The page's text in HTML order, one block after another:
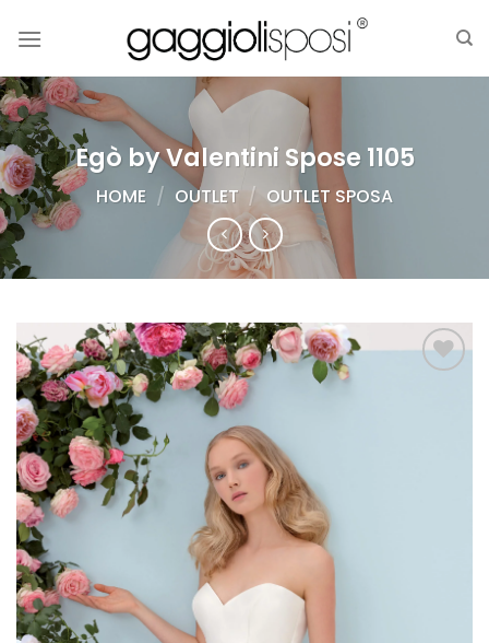
Egò by Valentini Spose 1105
HOME / OUTLET / OUTLET SPOSA